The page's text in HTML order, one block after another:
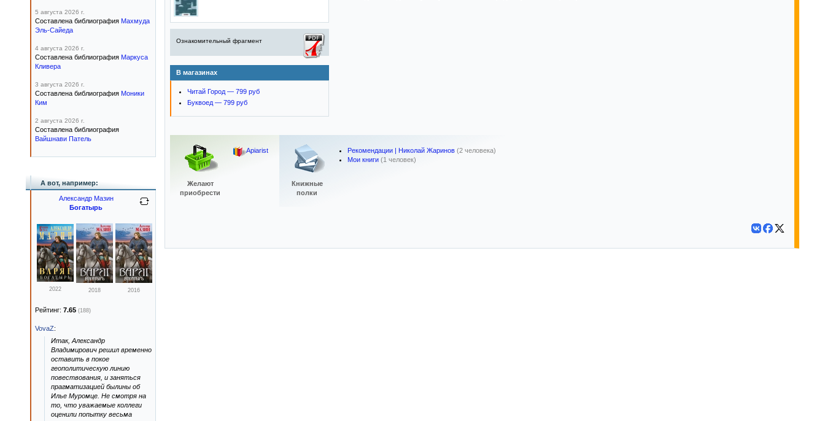
Ознакомительный фрагмент
В магазинах
Читай Город — 799 руб
Буквоед — 799 руб
Желают
приобрести
Apiarist
Книжные
полки
Рекомендации | Николай Жаринов (2 человека)
Мои книги (1 человек)
5 августа 2026 г.
Составлена библиография Махмуда
Эль-Сайеда
4 августа 2026 г.
Составлена библиография Маркуса
Кливера
3 августа 2026 г.
Составлена библиография Моники
Ким
2 августа 2026 г.
Составлена библиография
Вайшнави Патель
А вот, например:
Александр Мазин
Богатырь
2022 2018 2016
Рейтинг: 7.65 (188)
VovaZ:
Итак, Александр
Владимирович решил временно
оставить в покое
геополитическую линию
повествования, и заняться
прагматизацией былины об
Илье Муромце. Не смотря на
то, что уважаемые коллеги
оценили попытку весьма